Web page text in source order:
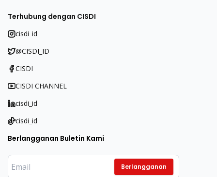
Terhubung dengan CISDI
cisdi_id
@CISDI_ID
CISDI
CISDI CHANNEL
cisdi_id
cisdi_id
Berlangganan Buletin Kami
Berlangganan